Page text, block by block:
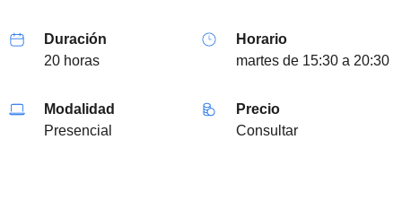
Duración
20 horas
Horario
martes de 15:30 a 20:30
Modalidad
Presencial
Precio
Consultar